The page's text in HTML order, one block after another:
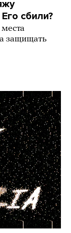
сбили?
защищать